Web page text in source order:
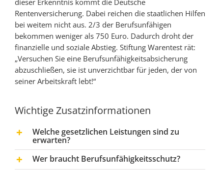
Rentenversicherung. Dabei reichen die staatlichen Hilfen
bei weitem nicht aus. 2/3 der Berufsunfähigen
bekommen weniger als 750 Euro. Dadurch droht der
finanzielle und soziale Abstieg. Stiftung Warentest rät:
„Versuchen Sie eine Berufsunfähigkeitsabsicherung
abzuschließen, sie ist unverzichtbar für jeden, der von
seiner Arbeitskraft lebt!“
Wichtige Zusatzinformationen
Welche gesetzlichen Leistungen sind zu
erwarten?
Wer braucht Berufsunfähigkeitsschutz?